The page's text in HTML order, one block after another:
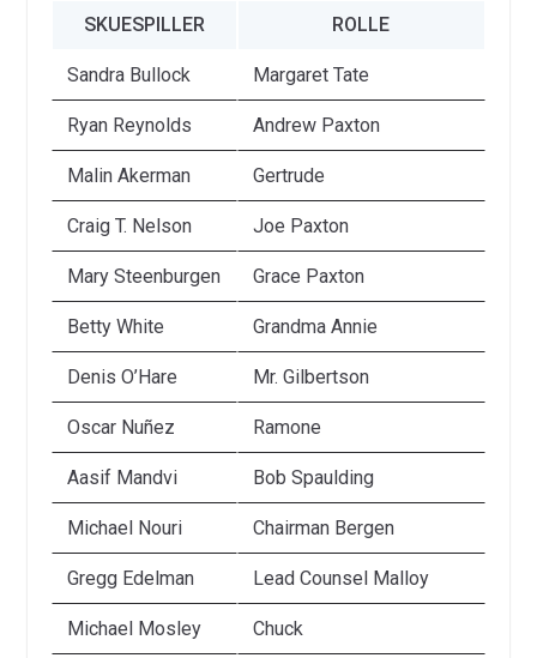
SKUESPILLER ROLLE
Sandra Bullock Margaret Tate
Ryan Reynolds Andrew Paxton
Malin Akerman Gertrude
Craig T. Nelson Joe Paxton
Mary Steenburgen Grace Paxton
Betty White Grandma Annie
Denis O’Hare Mr. Gilbertson
Oscar Nuñez Ramone
Aasif Mandvi Bob Spaulding
Michael Nouri Chairman Bergen
Gregg Edelman Lead Counsel Malloy
Michael Mosley Chuck